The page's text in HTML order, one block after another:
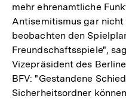
mehr ehrenamtliche
Antisemitismus gar
beobachten den
Freundschaftsspiele",
Vizepräsident des
BFV: "Gestandene
Sicherheitsordner